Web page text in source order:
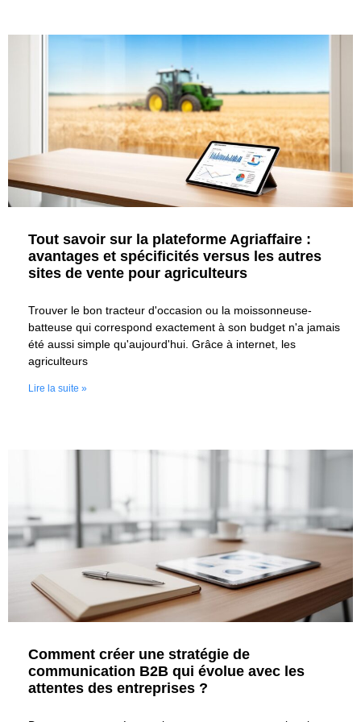
Tout savoir sur la plateforme Agriaffaire :
avantages et spécificités versus les autres
sites de vente pour agriculteurs
Trouver le bon tracteur d'occasion ou la moissonneuse-
batteuse qui correspond exactement à son budget n'a jamais
été aussi simple qu'aujourd'hui. Grâce à internet, les
agriculteurs
Lire la suite »
Comment créer une stratégie de
communication B2B qui évolue avec les
attentes des entreprises ?